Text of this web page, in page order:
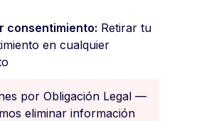
consentimiento: Retirar tu
en cualquier
por Obligación Legal —
eliminar información